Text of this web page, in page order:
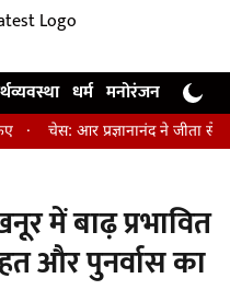
धर्म मनोरंजन खेल
आर प्रज्ञानानंद ने जीता सेंट लुइस
में बाढ़ प्रभावित
और पुनर्वास का